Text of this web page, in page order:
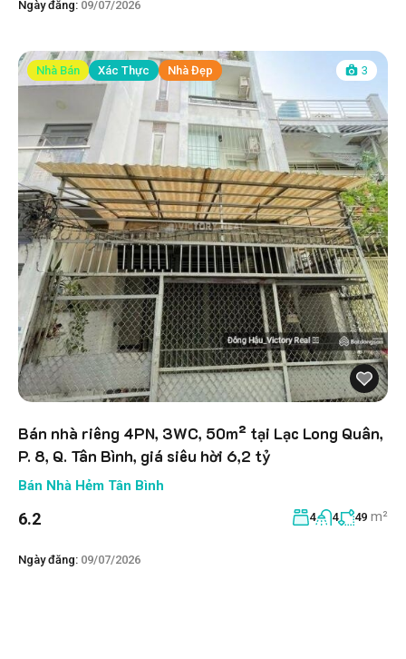
Ngày đăng: 09/07/2026
Nhà Bán Xác Thực Nhà Đẹp 3
Bán nhà riêng 4PN, 3WC, 50m² tại Lạc Long Quân,
P. 8, Q. Tân Bình, giá siêu hời 6,2 tỷ
Bán Nhà Hẻm Tân Bình
6.2 4 4 49 m²
Ngày đăng: 09/07/2026